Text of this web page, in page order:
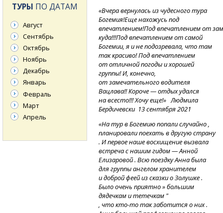
«Вчера вернулась из чудесного тура
Богемия!Еще нахожусь под
впечатлением!Подвпечатлениемот
куда!!!Под впечатлением от самой
Богемии, я и не подозревала, что там
так красиво! Под впечатлением
от отличной погоды и хорошей
группы! И, конечно,
от замечательного водителя
Вацлава!! Короче — отдых удался
на всесто!!! Хочу еще!» Людмила
Бердичевски 13 сентября 2021
«На тур в Богемию попали случайно ,
планировали поехать в другую страну
. И первое наше восхищение вызвала
встреча с нашим гидом — Анной
Елизаровой . Всю поездку Анна была
для группы ангелом хранителем
и доброй феей из сказки о Золушке .
Было очень приятно » большим
дядечкам и тетечкам "
, чтокто-тотак заботится о них .
ТУРЫ ПО ДАТАМ
Август
Сентябрь
Октябрь
Ноябрь
Декабрь
Январь
Февраль
Март
Апрель